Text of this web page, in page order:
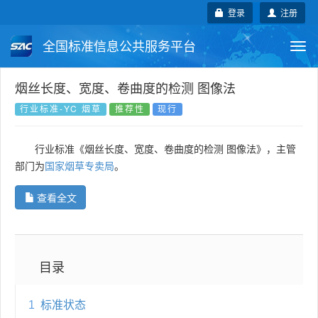
注册
登录
全国标准信息公共服务平台
国家标准 行业标准
国外标准 技术委员会
烟丝长度、宽度、卷曲度的检测 图像法
行业标准-YC 烟草 推荐性 现行
行业标准《烟丝长度、宽度、卷曲度的检测 图像法》，主管
部门为国家烟草专卖局。
查看全文
目录
1 标准状态